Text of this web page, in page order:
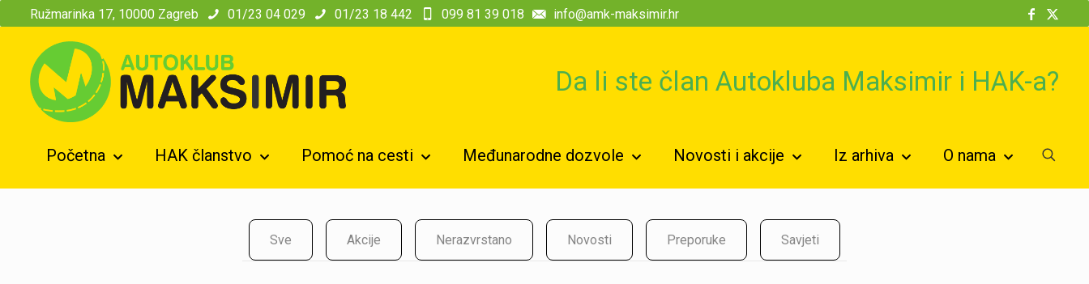
Ružmarinka 17, 10000 Zagreb 01/23 04 029 01/23 18 442 099 81 39 018 info@amk-maksimir.hr
Da li ste član Autokluba Maksimir i HAK-a?
Početna HAK članstvo Pomoć na cesti Međunarodne dozvole Novosti i akcije Iz arhiva O nama
Sve Akcije Nerazvrstano Novosti Preporuke Savjeti
modal-check